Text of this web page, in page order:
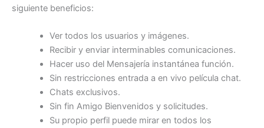
siguiente beneficios:
Ver todos los usuarios y imágenes.
Recibir y enviar interminables comunicaciones.
Hacer uso del Mensajería instantánea función.
Sin restricciones entrada a en vivo película chat.
Chats exclusivos.
Sin fin Amigo Bienvenidos y solicitudes.
Su propio perfil puede mirar en todos los